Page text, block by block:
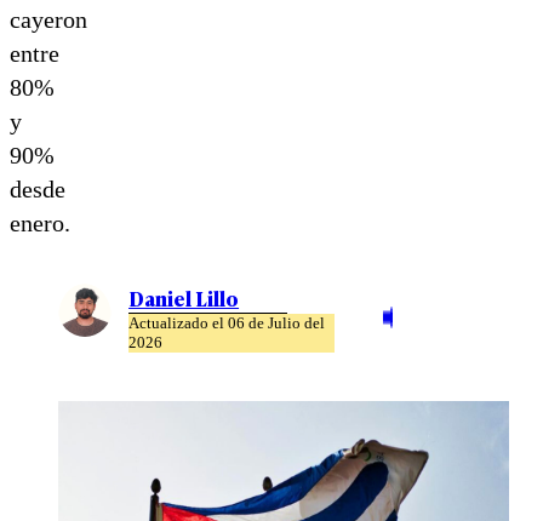
cayeron
entre
80%
y
90%
desde
enero.
Daniel Lillo
Actualizado el 06 de Julio del
2026